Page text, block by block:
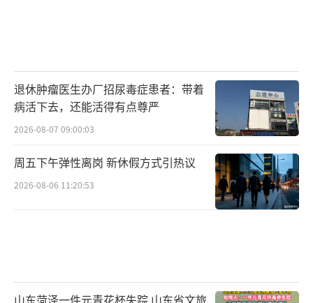
退休肿瘤医生办厂招尿毒症患者：带着
病活下去，还能活得有点尊严
2026-08-07 09:00:03
周五下午弹性离岗 新休假方式引热议
2026-08-06 11:20:53
山东菏泽一件元青花杯失踪 山东省文旅